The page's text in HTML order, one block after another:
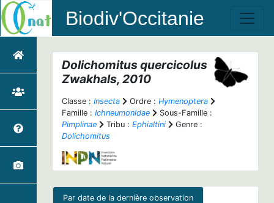
Biodiv'Occitanie
Dolichomitus quercicolus
Zwakhals, 2010
Classe : Insecta Ordre : Hymenoptera
Famille : Ichneumonidae
Sous-Famille :
Pimplinae
Tribu : Ephialtini
Genre :
Dolichomitus
Par date de la dernière observation